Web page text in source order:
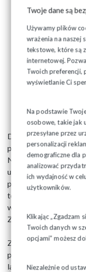
Twoje dane są
Używamy plików
wrażenia na naszej
tekstowe, które są
internetowej.
Twoich preferencji,
wyświetlanie Ci
Na podstawie
osobowe, takie jak
przesyłane przez
personalizacji
demograficzne dla
analizować
ich wydajność w
użytkowników.
Klikając „Zgadzam
Twoich danych w
opcjami” możesz
Niezależnie od
Do konkursu mogą
praktyki zbieżne są
NSZZ
uwagę, jest
przestrzeganie
też, by pracownicy
w zakładzie
Zydorek, sekretarz
Zakładowi pracy
przysługuje prawo
lat. W tym czasie